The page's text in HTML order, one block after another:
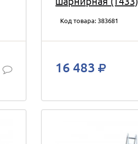
и
Код товара: 383681
16 483